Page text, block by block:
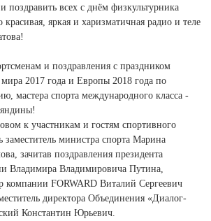
округ (3)
округ (1)
поздравить всех с днём физкультурника
красивая, яркая и харизматичная радио и теле
и поздравления с праздником
2017 года и Европы 2018 года по
мастера спорта международного класса -
к участникам и гостям спортивного
заместитель министра спорта Марина
зачитав поздравления президента
Владимира Владимировича Путина,
компании FORWARD Виталий Сергеевич
директора Объединения «Диалог-
Константин Юрьевич.